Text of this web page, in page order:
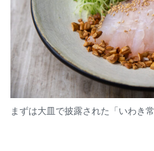
まずは大皿で披露された「いわき